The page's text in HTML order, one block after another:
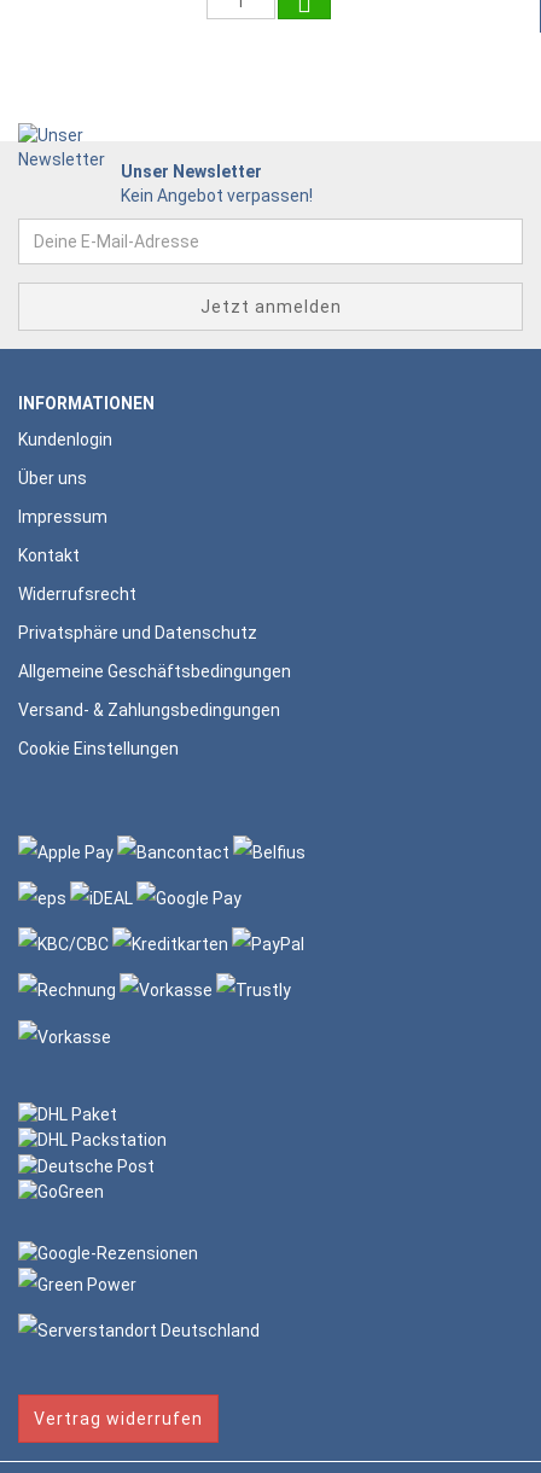
Unser Newsletter
Kein Angebot verpassen!
INFORMATIONEN
Kundenlogin
Über uns
Impressum
Kontakt
Widerrufsrecht
Privatsphäre und Datenschutz
Allgemeine Geschäftsbedingungen
Versand- & Zahlungsbedingungen
Cookie Einstellungen
Vertrag widerrufen